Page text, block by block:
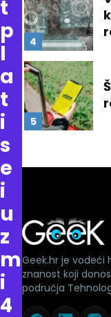
t
p
l
a
t
i
s
e
i
u
z
m
i
4
Geek.hr je vodeći
znanost koji
područja